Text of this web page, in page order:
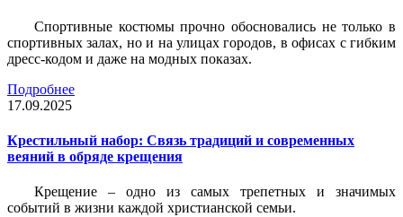
Спортивные костюмы прочно обосновались не только в
спортивных залах, но и на улицах городов, в офисах с гибким
дресс-кодом и даже на модных показах.
Подробнее
17.09.2025
Крестильный набор: Связь традиций и современных
веяний в обряде крещения
Крещение – одно из самых трепетных и значимых
событий в жизни каждой христианской семьи.